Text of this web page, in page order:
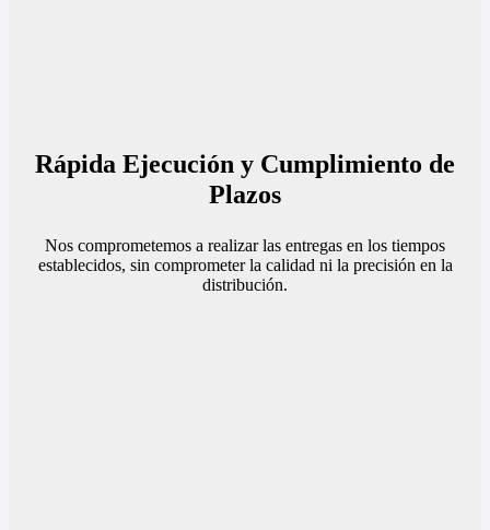
Rápida Ejecución y Cumplimiento de
Plazos
Nos comprometemos a realizar las entregas en los tiempos
establecidos, sin comprometer la calidad ni la precisión en la
distribución.